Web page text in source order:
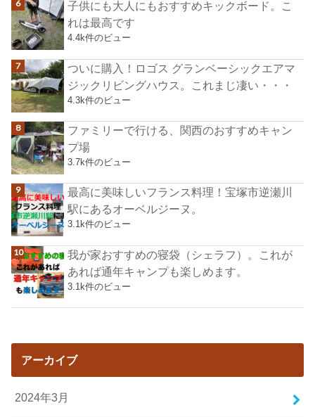
子供にも大人にもおすすめキックボード。こ
れは最高です
4.4k件のビュー
ついに購入！ロゴス グランベーシックエアマ
ジックリビングハウス。これまじ凄い・・・
4.3k件のビュー
ファミリーで行ける、関西のおすすめキャン
プ場
3.7k件のビュー
最高に美味しいフランス料理！宝塚市逆瀬川
駅にあるオーベルジーヌ。
3.1k件のビュー
我が家おすすめの寝袋（シェラフ）。これが
あれば通年キャンプも楽しめます。
3.1k件のビュー
アーカイブ
2024年3月